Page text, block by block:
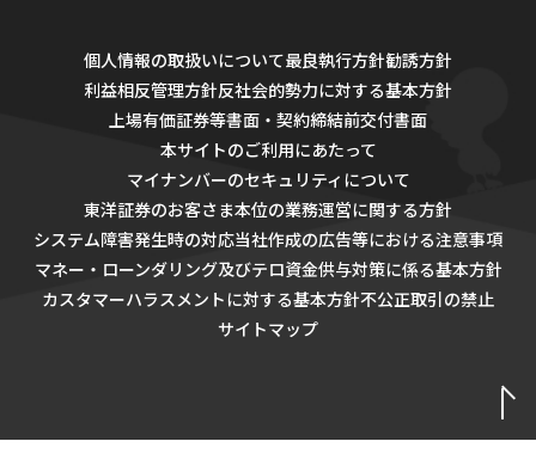
個人情報の取扱いについて最良執行方針勧誘方針
利益相反管理方針反社会的勢力に対する基本方針
上場有価証券等書面・契約締結前交付書面
本サイトのご利用にあたって
マイナンバーのセキュリティについて
東洋証券のお客さま本位の業務運営に関する方針
システム障害発生時の対応当社作成の広告等における注意事項
マネー・ローンダリング及びテロ資金供与対策に係る基本方針
カスタマーハラスメントに対する基本方針不公正取引の禁止
サイトマップ